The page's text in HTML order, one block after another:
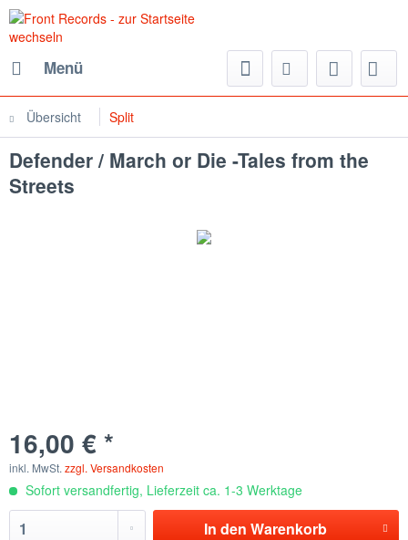
Menü
Übersicht Split
Defender / March or Die -Tales from the
Streets
16,00 € *
inkl. MwSt. zzgl. Versandkosten
Sofort versandfertig, Lieferzeit ca. 1-3 Werktage
In den Warenkorb